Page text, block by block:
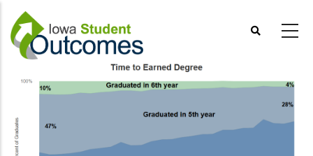
contenu
principal